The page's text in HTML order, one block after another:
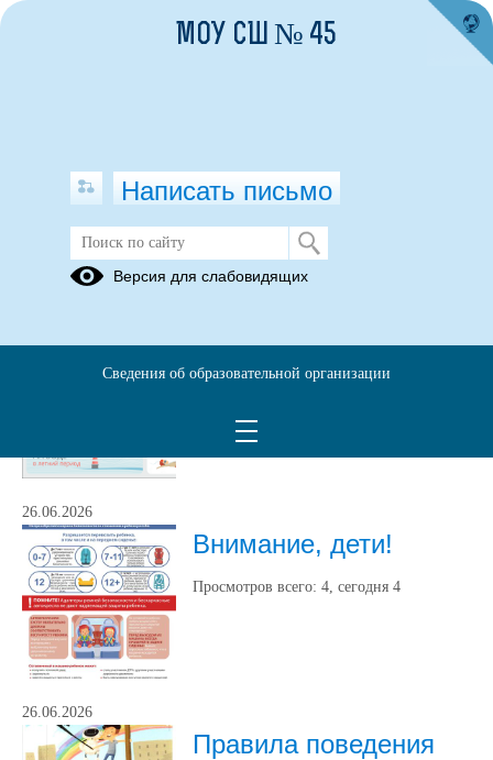
Публикации за Июнь 2026
Добрая вода
Просмотров всего: , сегодня
26.06.2026
Внимание, дети!
Просмотров всего: 4, сегодня 4
26.06.2026
Правила поведения
МОУ СШ № 45
Написать письмо
Версия для слабовидящих
Сведения об образовательной организации